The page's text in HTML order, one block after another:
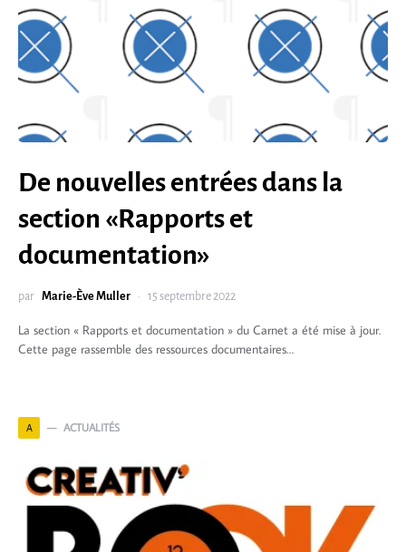
De nouvelles entrées dans la
section «Rapports et
documentation»
par Marie-Ève Muller 15 septembre 2022
La section « Rapports et documentation » du Carnet a été mise à jour.
Cette page rassemble des ressources documentaires…
A ACTUALITÉS